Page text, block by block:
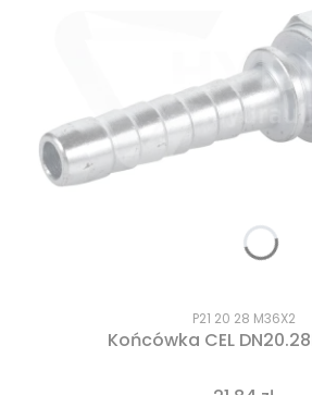
P21 20 28 M36X2
Końcówka CEL